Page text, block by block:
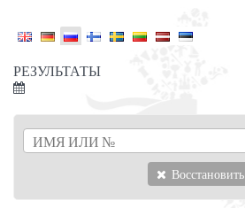
РЕЗУЛЬТАТЫ
Восстановить